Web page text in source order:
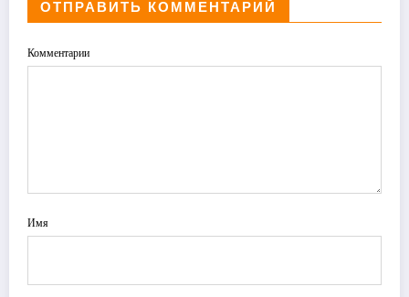
ОТПРАВИТЬ КОММЕНТАРИЙ
Комментарии
Имя